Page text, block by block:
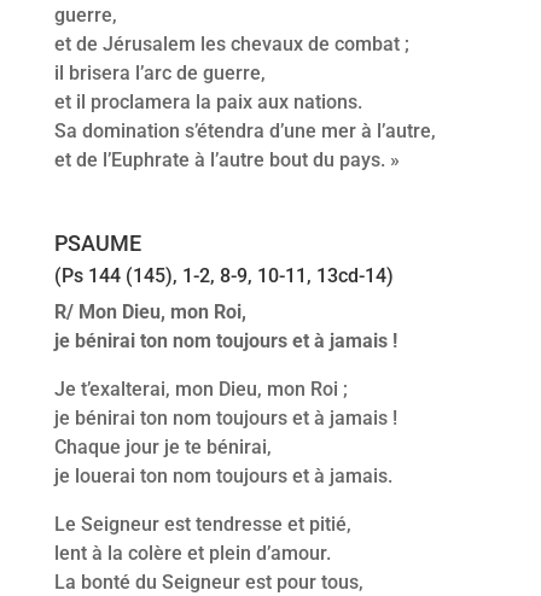
guerre,
et de Jérusalem les chevaux de combat ;
il brisera l’arc de guerre,
et il proclamera la paix aux nations.
Sa domination s’étendra d’une mer à l’autre,
et de l’Euphrate à l’autre bout du pays. »
PSAUME
(Ps 144 (145), 1-2, 8-9, 10-11, 13cd-14)
R/ Mon Dieu, mon Roi,
je bénirai ton nom toujours et à jamais !
Je t’exalterai, mon Dieu, mon Roi ;
je bénirai ton nom toujours et à jamais !
Chaque jour je te bénirai,
je louerai ton nom toujours et à jamais.
Le Seigneur est tendresse et pitié,
lent à la colère et plein d’amour.
La bonté du Seigneur est pour tous,